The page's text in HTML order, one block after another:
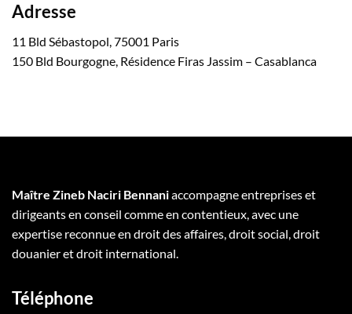
Adresse
11 Bld Sébastopol, 75001 Paris
150 Bld Bourgogne, Résidence Firas Jassim – Casablanca
Maître Zineb Naciri Bennaniaccompagne entreprises et
dirigeants en conseil comme en contentieux, avec une
expertise reconnue en droit des affaires, droit social, droit
douanier et droit international.
Téléphone